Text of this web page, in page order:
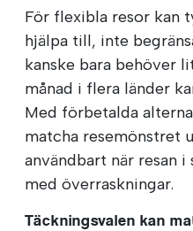
För flexibla resor kan
hjälpa till, inte
kanske bara behöver
månad i flera länder
Med förbetalda
matcha resemönstret
användbart när resan
med överraskningar.
Täckningsvalen kan